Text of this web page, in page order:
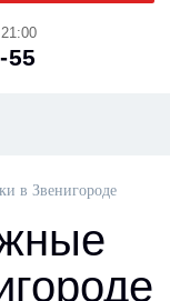
55
в Звенигороде